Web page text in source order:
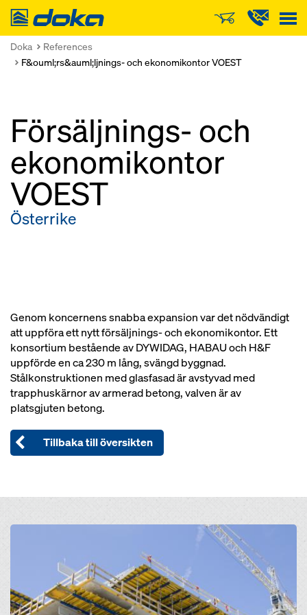
Doka
Doka
References
F&ouml;rs&auml;ljnings- och ekonomikontor VOEST
Försäljnings- och
ekonomikontor
VOEST
Österrike
Genom koncernens snabba expansion var det nödvändigt
att uppföra ett nytt försäljnings- och ekonomikontor. Ett
konsortium bestående av DYWIDAG, HABAU och H&F
uppförde en ca 230 m lång, svängd byggnad.
Stålkonstruktionen med glasfasad är avstyvad med
trapphuskärnor av armerad betong, valven är av
platsgjuten betong.
Tillbaka till översikten
Open